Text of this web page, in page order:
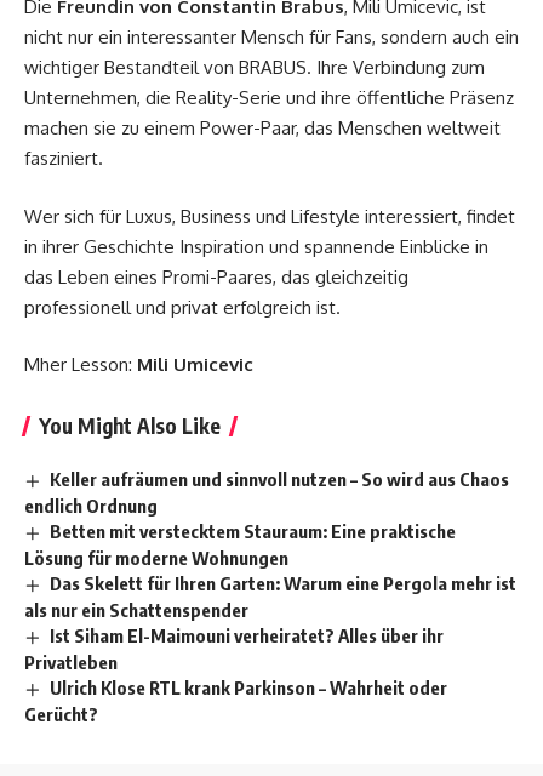
Die Freundin von Constantin Brabus, Mili Umicevic, ist
nicht nur ein interessanter Mensch für Fans, sondern auch ein
wichtiger Bestandteil von BRABUS. Ihre Verbindung zum
Unternehmen, die Reality-Serie und ihre öffentliche Präsenz
machen sie zu einem Power-Paar, das Menschen weltweit
fasziniert.
Wer sich für Luxus, Business und Lifestyle interessiert, findet
in ihrer Geschichte Inspiration und spannende Einblicke in
das Leben eines Promi-Paares, das gleichzeitig
professionell und privat erfolgreich ist.
Mher Lesson: Mili Umicevic
You Might Also Like
Keller aufräumen und sinnvoll nutzen – So wird aus Chaos
endlich Ordnung
Betten mit verstecktem Stauraum: Eine praktische
Lösung für moderne Wohnungen
Das Skelett für Ihren Garten: Warum eine Pergola mehr ist
als nur ein Schattenspender
Ist Siham El-Maimouni verheiratet? Alles über ihr
Privatleben
Ulrich Klose RTL krank Parkinson – Wahrheit oder
Gerücht?